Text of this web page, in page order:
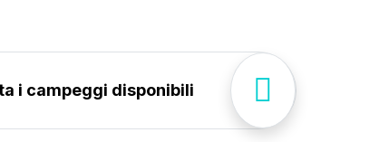
Vedere sulla carta i campeggi disponibili